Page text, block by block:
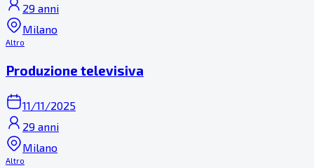
29 anni
Milano
Altro
Produzione televisiva
11/11/2025
29 anni
Milano
Altro